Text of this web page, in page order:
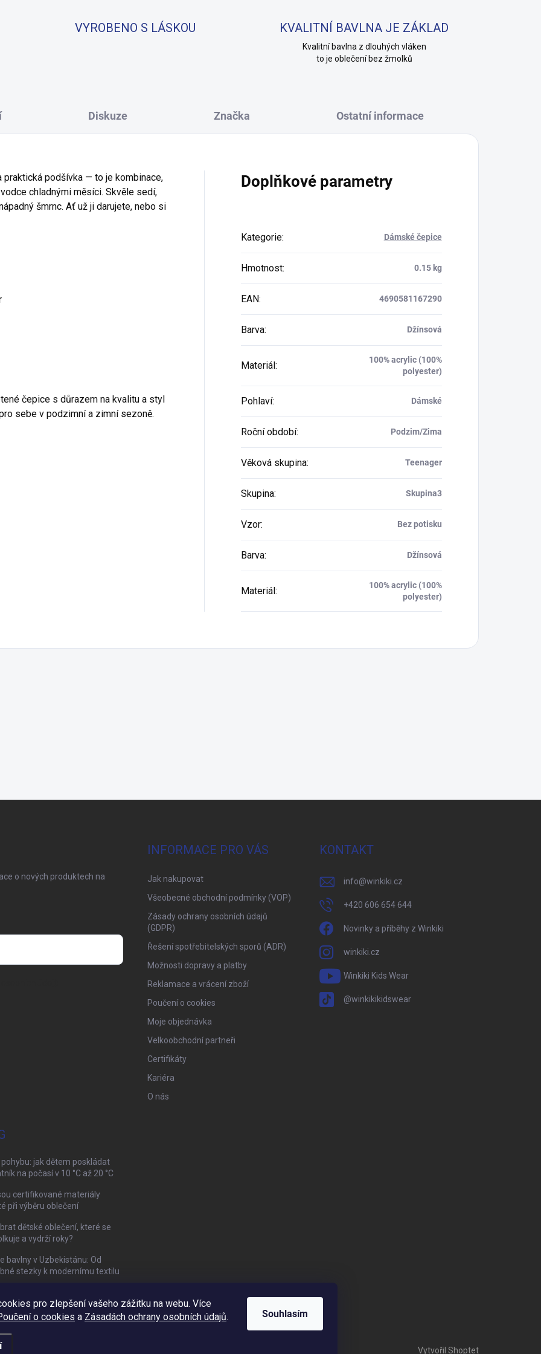
pro zlepšení vašeho zážitku na webu. Více
o cookies a Zásadách ochrany osobních údajů. Souhlasím
VYROBENO S LÁSKOU KVALITNÍ BAVLNA JE ZÁKLAD
Kvalitní bavlna z dlouhých vláken
to je oblečení bez žmolků
Diskuze Značka Ostatní informace
praktická podšívka — to je kombinace,
chladnými měsíci. Skvěle sedí,
šmrnc. Ať už ji darujete, nebo si
čepice s důrazem na kvalitu a styl
sebe v podzimní a zimní sezoně.
Doplňkové parametry
Kategorie: Dámské čepice
Hmotnost: 0.15 kg
EAN: 4690581167290
Barva: Džínsová
Materiál :
100% acrylic (100%
polyester)
Pohlaví: Dámské
Roční období: Podzim/Zima
Věková skupina: Teenager
Skupina: Skupina3
Vzor: Bez potisku
Barva: Džínsová
Materiál :
100% acrylic (100%
polyester)
o nových produktech na
INFORMACE PRO VÁS
Jak nakupovat
Všeobecné obchodní podmínky (VOP)
Zásady ochrany osobních údajů
(GDPR)
Řešení spotřebitelských sporů (ADR)
Možnosti dopravy a platby
Reklamace a vrácení zboží
Poučení o cookies
Moje objednávka
Velkoobchodní partneři
Certifikáty
Kariéra
O nás
KONTAKT
info@winkiki.cz
+420 606 654 644
Novinky a příběhy z Winkiki
winkiki.cz
Winkiki Kids Wear
@winkikikidswear
jak dětem poskládat
na počasí v 10 °C až 20 °C
certifikované materiály
při výběru oblečení
dětské oblečení, které se
a vydrží roky?
bavlny v Uzbekistánu: Od
stezky k modernímu textilu
Mamazone | Allegro.cz | Řešení sporů on-line
Vytvořil Shoptet
nastavení cookies